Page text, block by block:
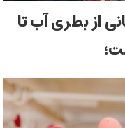
از بطری آب تا